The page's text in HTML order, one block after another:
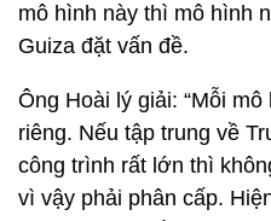
mô hình này thì mô hình
Guiza đặt vấn đề.
Ông Hoài lý giải: “Mỗi
riêng. Nếu tập trung về
công trình rất lớn thì
vì vậy phải phân cấp.